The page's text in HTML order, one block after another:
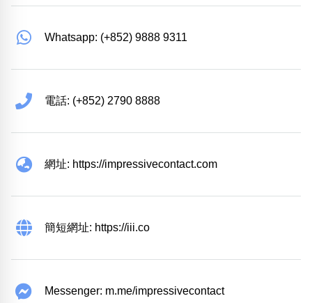
Whatsapp: (+852) 9888 9311
電話: (+852) 2790 8888
網址: https://impressivecontact.com
簡短網址: https://iii.co
Messenger: m.me/impressivecontact